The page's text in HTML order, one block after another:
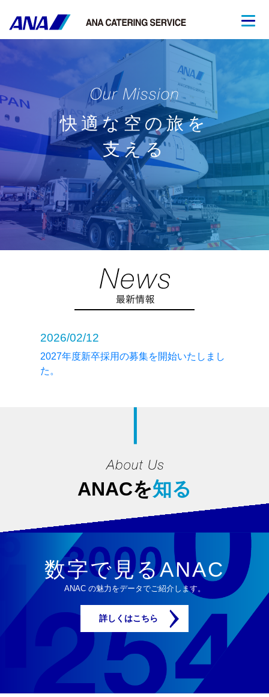
快適な空の旅を
支える
2026/02/12
2027年度新卒採用の募集を開始いたしまし
た。
ANACを知る
数字で見るANAC
ANAC の魅力をデータでご紹介します。
詳しくはこちら